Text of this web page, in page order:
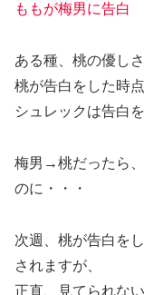
ももが梅男に告白
ある種、桃の優し
桃が告白をした時
シュレックは告白
梅男→桃だったら
のに・・・
次週、桃が告白を
されますが、
正直、見てられない